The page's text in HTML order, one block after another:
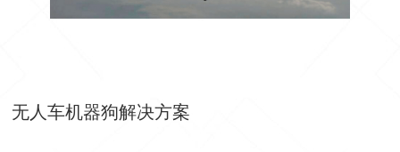
无人车机器狗解决方案